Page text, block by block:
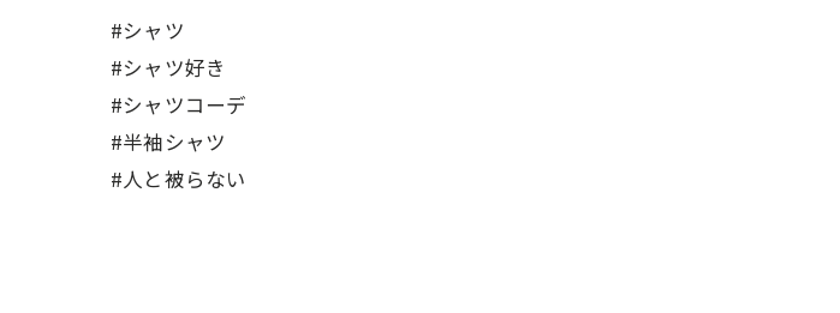
#シャツ
#シャツ好き
#シャツコーデ
#半袖シャツ
#人と被らない